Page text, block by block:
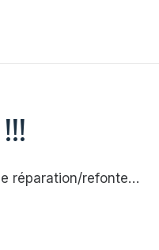
réparation/refonte…